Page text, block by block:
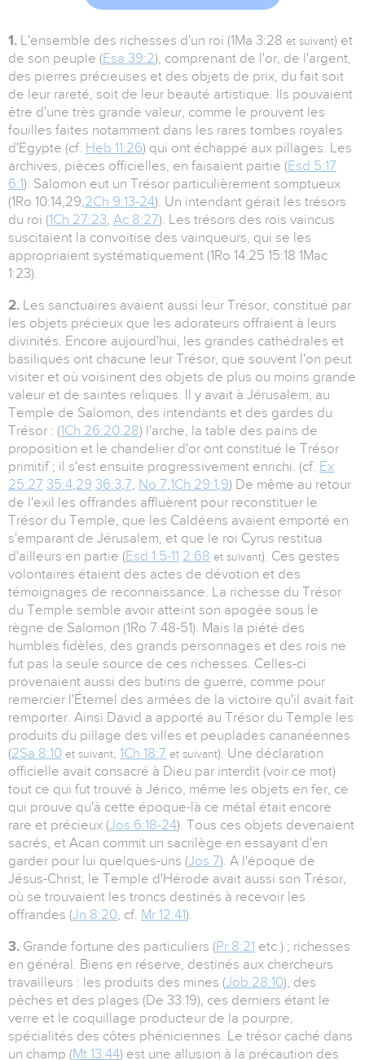
1. L'ensemble des richesses d'un roi (1Ma 3:28 et suivant) et
de son peuple (Esa 39:2), comprenant de l'or, de l'argent,
des pierres précieuses et des objets de prix, du fait soit
de leur rareté, soit de leur beauté artistique. Ils pouvaient
être d'une très grande valeur, comme le prouvent les
fouilles faites notamment dans les rares tombes royales
d'Egypte (cf. Heb 11:26) qui ont échappé aux pillages. Les
archives, pièces officielles, en faisaient partie (Esd 5:17
6:1). Salomon eut un Trésor particulièrement somptueux
(1Ro 10:14,29,2Ch 9:13-24). Un intendant gérait les trésors
du roi (1Ch 27:23, Ac 8:27). Les trésors des rois vaincus
suscitaient la convoitise des vainqueurs, qui se les
appropriaient systématiquement (1Ro 14:25 15:18 1Mac
1:23).
2. Les sanctuaires avaient aussi leur Trésor, constitué par
les objets précieux que les adorateurs offraient à leurs
divinités. Encore aujourd'hui, les grandes cathédrales et
basiliques ont chacune leur Trésor, que souvent l'on peut
visiter et où voisinent des objets de plus ou moins grande
valeur et de saintes reliques. Il y avait à Jérusalem, au
Temple de Salomon, des intendants et des gardes du
Trésor : (1Ch 26:20,28) l'arche, la table des pains de
proposition et le chandelier d'or ont constitué le Trésor
primitif ; il s'est ensuite progressivement enrichi. (cf. Ex
25:27 35:4,29 36:3,7, No 7,1Ch 29:1,9) De même au retour
de l'exil les offrandes affluèrent pour reconstituer le
Trésor du Temple, que les Caldéens avaient emporté en
s'emparant de Jérusalem, et que le roi Cyrus restitua
d'ailleurs en partie (Esd 1:5-11 2:68 et suivant). Ces gestes
volontaires étaient des actes de dévotion et des
témoignages de reconnaissance. La richesse du Trésor
du Temple semble avoir atteint son apogée sous le
règne de Salomon (1Ro 7:48-51). Mais la piété des
humbles fidèles, des grands personnages et des rois ne
fut pas la seule source de ces richesses. Celles-ci
provenaient aussi des butins de guerre, comme pour
remercier l'Éternel des armées de la victoire qu'il avait fait
remporter. Ainsi David a apporté au Trésor du Temple les
produits du pillage des villes et peuplades cananéennes
(2Sa 8:10 et suivant, 1Ch 18:7 et suivant). Une déclaration
officielle avait consacré à Dieu par interdit (voir ce mot)
tout ce qui fut trouvé à Jérico, même les objets en fer, ce
qui prouve qu'à cette époque-là ce métal était encore
rare et précieux (Jos 6:18-24). Tous ces objets devenaient
sacrés, et Acan commit un sacrilège en essayant d'en
garder pour lui quelques-uns (Jos 7). A l'époque de
Jésus-Christ, le Temple d'Hérode avait aussi son Trésor,
où se trouvaient les troncs destinés à recevoir les
offrandes (Jn 8:20, cf. Mr 12:41).
3. Grande fortune des particuliers (Pr 8:21 etc.) ; richesses
en général. Biens en réserve, destinés aux chercheurs
travailleurs : les produits des mines (Job 28:10), des
pêches et des plages (De 33:19), ces derniers étant le
verre et le coquillage producteur de la pourpre,
spécialités des côtes phéniciennes. Le trésor caché dans
un champ (Mt 13:44) est une allusion à la précaution des